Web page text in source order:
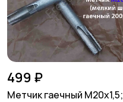
499 ₽
Метчик гаечный М20х1,5;